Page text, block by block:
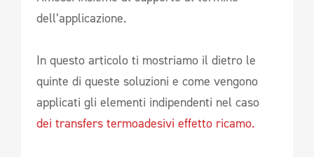
dell’applicazione.
In questo articolo ti mostriamo il dietro le
quinte di queste soluzioni e come vengono
applicati gli elementi indipendenti nel caso
dei transfers termoadesivi effetto ricamo.